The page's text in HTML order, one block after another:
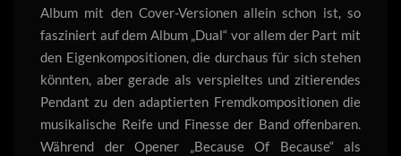
Album mit den Cover-Versionen allein schon ist, so
fasziniert auf dem Album „Dual“ vor allem der Part mit
den Eigenkompositionen, die durchaus für sich stehen
könnten, aber gerade als verspieltes und zitierendes
Pendant zu den adaptierten Fremdkompositionen die
musikalische Reife und Finesse der Band offenbaren.
Während der Opener „Because Of Because“ als